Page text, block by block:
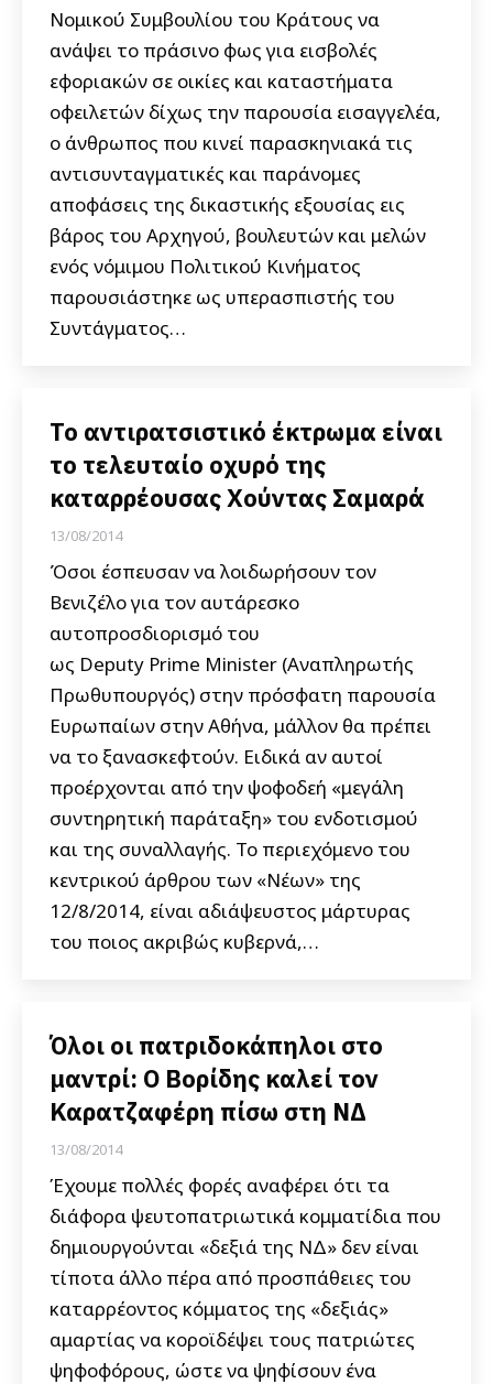
Νομικού Συμβουλίου του Κράτους να
ανάψει το πράσινο φως για εισβολές
εφοριακών σε οικίες και καταστήματα
οφειλετών δίχως την παρουσία εισαγγελέα,
ο άνθρωπος που κινεί παρασκηνιακά τις
αντισυνταγματικές και παράνομες
αποφάσεις της δικαστικής εξουσίας εις
βάρος του Αρχηγού, βουλευτών και μελών
ενός νόμιμου Πολιτικού Κινήματος
παρουσιάστηκε ως υπερασπιστής του
Συντάγματος…
Το αντιρατσιστικό έκτρωμα είναι
το τελευταίο οχυρό της
καταρρέουσας Χούντας Σαμαρά
13/08/2014
Όσοι έσπευσαν να λοιδωρήσουν τον
Βενιζέλο για τον αυτάρεσκο
αυτοπροσδιορισμό του
ως Deputy Prime Minister (Αναπληρωτής
Πρωθυπουργός) στην πρόσφατη παρουσία
Ευρωπαίων στην Αθήνα, μάλλον θα πρέπει
να το ξανασκεφτούν. Ειδικά αν αυτοί
προέρχονται από την ψοφοδεή «μεγάλη
συντηρητική παράταξη» του ενδοτισμού
και της συναλλαγής. Το περιεχόμενο του
κεντρικού άρθρου των «Νέων» της
12/8/2014, είναι αδιάψευστος μάρτυρας
του ποιος ακριβώς κυβερνά,…
Όλοι οι πατριδοκάπηλοι στο
μαντρί: Ο Βορίδης καλεί τον
Καρατζαφέρη πίσω στη ΝΔ
13/08/2014
Έχουμε πολλές φορές αναφέρει ότι τα
διάφορα ψευτοπατριωτικά κομματίδια που
δημιουργούνται «δεξιά της ΝΔ» δεν είναι
τίποτα άλλο πέρα από προσπάθειες του
καταρρέοντος κόμματος της «δεξιάς»
αμαρτίας να κοροϊδέψει τους πατριώτες
ψηφοφόρους, ώστε να ψηφίσουν ένα